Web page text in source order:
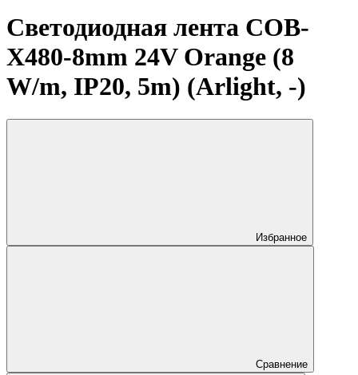
Светодиодная лента COB-
X480-8mm 24V Orange (8
W/m, IP20, 5m) (Arlight, -)
Избранное
Сравнение